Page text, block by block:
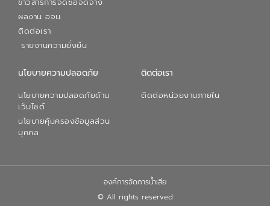
ผลงาน อจน.
ติดต่อเรา
รายงานความยั่งยืน
นโยบายความปลอดภัย
นโยบายความปลอดภัยด้าน
เว็บไซต์
นโยบายคุ้มครองข้อมูลส่วน
บุคคล
ติดต่อเรา
ติดต่อหน่วยงานภายใน
© All rights reserved
องค์การจัดการน้ำเสีย